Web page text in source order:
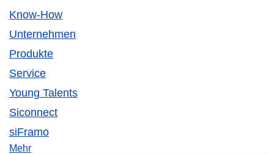
Know-How
Unternehmen
Produkte
Service
Young Talents
Siconnect
siFramo
Mehr